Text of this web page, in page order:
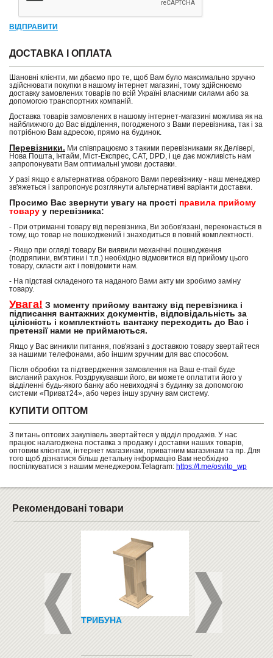
ВІДПРАВИТИ
ДОСТАВКА І ОПЛАТА
Шановні клієнти, ми дбаємо про те, щоб Вам було максимально зручно
здійснювати покупки в нашому інтернет магазині, тому здійснюємо
доставку замовлених товарів по всій Україні власними силами або за
допомогою транспортних компаній.
Доставка товарів замовлених в нашому інтернет-магазині можлива як на
найближчого до Вас відділення, погодженого з Вами перевізника, так і за
потрібною Вам адресою, прямо на будинок.
Перевізники. Ми співпрацюємо з такими перевізниками як Делівері,
Нова Пошта, Інтайм, Міст-Експрес, САТ, DPD, і це дає можливість нам
запропонувати Вам оптимальні умови доставки.
У разі якщо є альтернатива обраного Вами перевізнику - наш менеджер
зв'яжеться і запропонує розглянути альтернативні варіанти доставки.
Просимо Вас звернути увагу на прості правила прийому
товару у перевізника:
- При отриманні товару від перевізника, Ви зобов'язані, переконається в
тому, що товар не пошкоджений і знаходиться в повній комплектності.
- Якщо при огляді товару Ви виявили механічні пошкодження
(подряпини, вм'ятини і т.п.) необхідно відмовитися від прийому цього
товару, скласти акт і повідомити нам.
- На підставі складеного та наданого Вами акту ми зробимо заміну
товару.
Увага! З моменту прийому вантажу від перевізника і
підписання вантажних документів, відповідальність за
цілісність і комплектність вантажу переходить до Вас і
претензії нами не приймаються.
Якщо у Вас виникли питання, пов'язані з доставкою товару звертайтеся
за нашими телефонами, або іншим зручним для вас способом.
Після обробки та підтвердження замовлення на Ваш e-mail буде
висланий рахунок. Роздрукувавши його, ви можете оплатити його у
відділенні будь-якого банку або невиходячі з будинку за допомогою
системи «Приват24», або через іншу зручну вам систему.
КУПИТИ ОПТОМ
З питань оптових закупівель звертайтеся у відділ продажів. У нас
працює налагоджена поставка з продажу і доставки наших товарів,
оптовим клієнтам, інтернет магазинам, приватним магазинам та пр. Для
того щоб дізнатися більш детальну інформацію Вам необхідно
поспілкуватися з нашим менеджером.Telagram: https://t.me/osvito_wp
Рекомендовані товари
- ZNATOK
ТРИБУНА
КЕПКА "2 СЕРЦЯ"
ДОРОСЛА